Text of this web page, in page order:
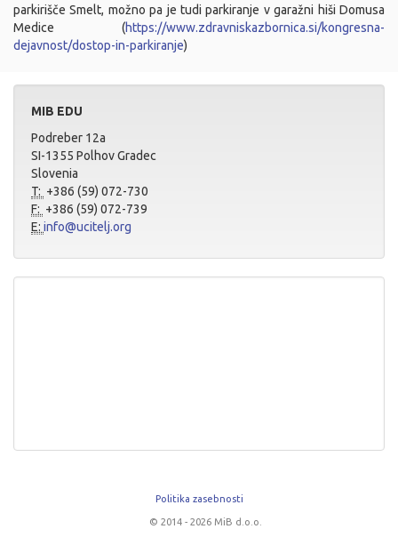
parkirišče Smelt, možno pa je tudi parkiranje v garažni hiši Domusa
Medice (https://www.zdravniskazbornica.si/kongresna-
dejavnost/dostop-in-parkiranje)
MIB EDU
Podreber 12a
SI-1355 Polhov Gradec
Slovenia
T: +386 (59) 072-730
F: +386 (59) 072-739
E: info@ucitelj.org
Politika zasebnosti
© 2014 - 2026 MiB d.o.o.